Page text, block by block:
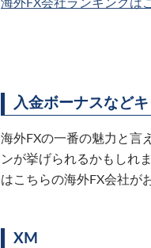
海外FX会社ランキングは
入金ボーナスなど
海外FXの一番の魅力と言
ンが挙げられるかもしれ
はこちらの海外FX会社が
XM